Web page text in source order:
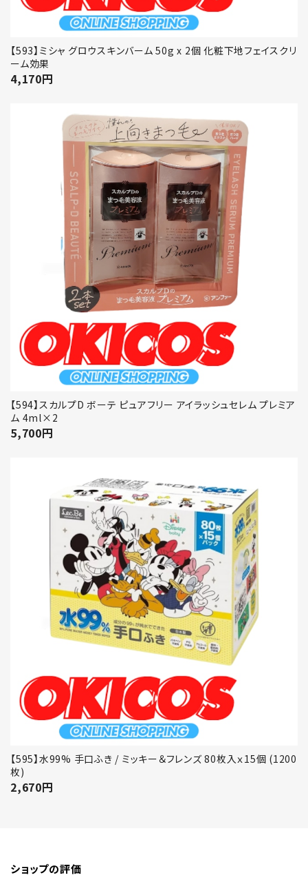
【593】ミシャ グロウスキンバーム 50g x 2個 化粧下地フェイスクリ
ーム効果
4,170円
【594】スカルプD ボーテ ピュアフリー アイラッシュセレム プレミア
ム 4ml×2
5,700円
【595】水99% 手口ふき / ミッキー＆フレンズ 80枚入ｘ15個 (1200
枚)
2,670円
ショップの評価